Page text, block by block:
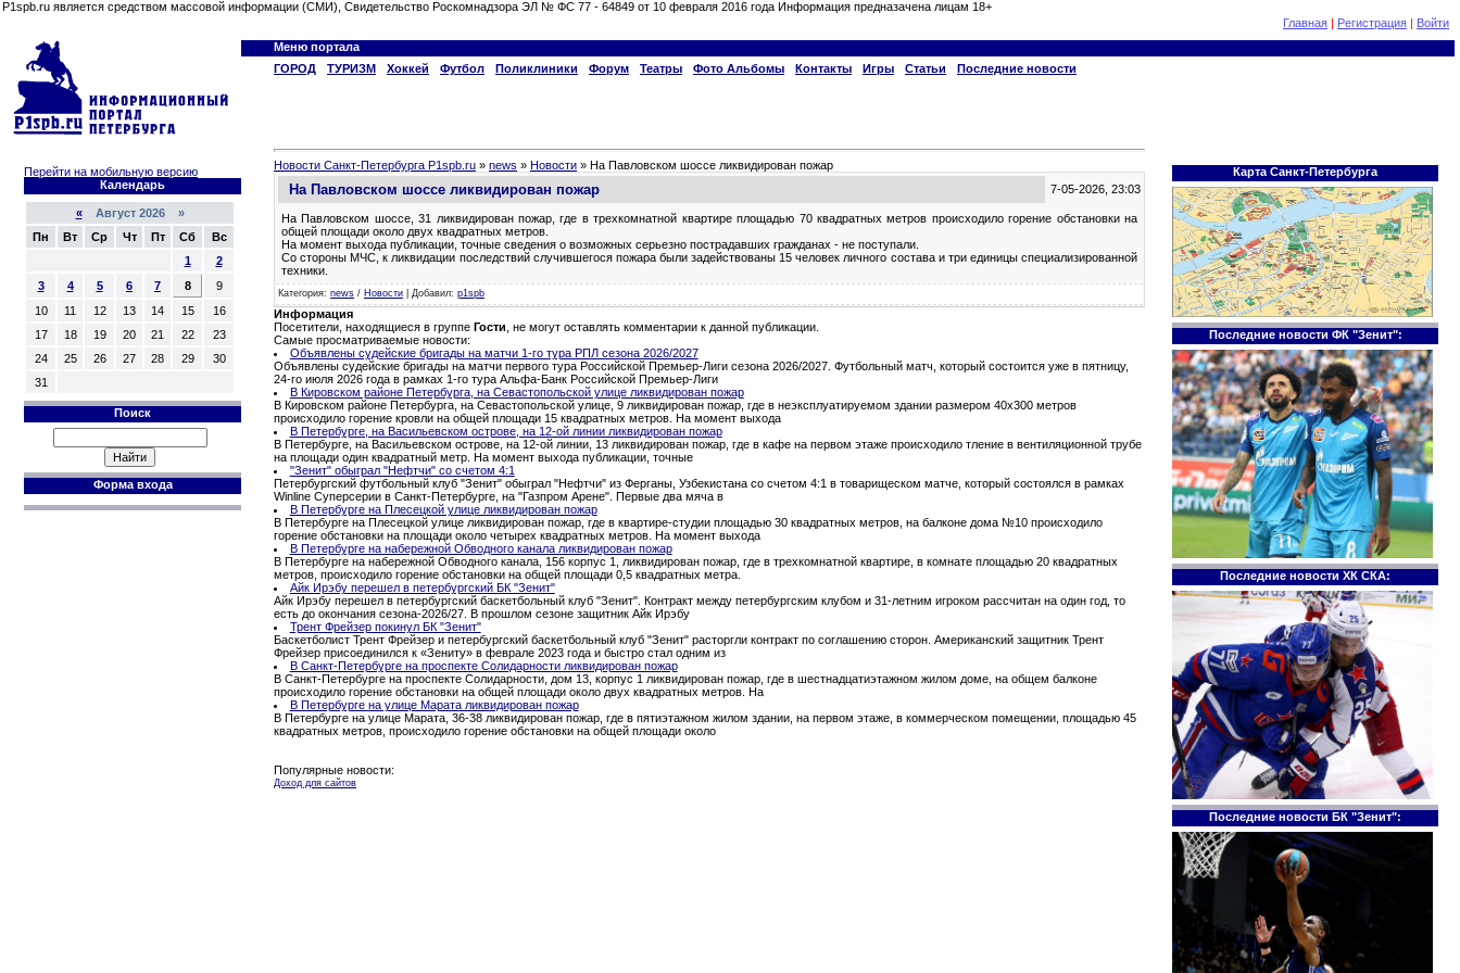
P1spb.ru является средством массовой информации (СМИ), Свидетельство Роскомнадзора ЭЛ № ФС 77 - 64849 от 10 февраля 2016 года Информация предназачена лицам 18+
Главная | Регистрация | Войти
Меню портала
ГОРОД
ТУРИЗМ Хоккей Футбол Поликлиники Форум Театры Фото Альбомы Контакты Игры Статьи Последние новости
Перейти на мобильную версию
Календарь
«Август 2026 »
Пн
Вт Ср Чт Пт Сб
Вс
1
2
3
4 5 6 7 8
9
10
11 12 13 14 15
16
17
18 19 20 21 22
23
24
25 26 27 28 29
30
31
Поиск
Форма входа
Новости Санкт-Петербурга P1spb.ru » news » Новости » На Павловском шоссе ликвидирован пожар
На Павловском шоссе ликвидирован пожар 7-05-2026, 23:03
На Павловском шоссе, 31 ликвидирован пожар, где в трехкомнатной квартире площадью 70 квадратных метров происходило горение обстановки на
общей площади около двух квадратных метров.
На момент выхода публикации, точные сведения о возможных серьезно пострадавших гражданах - не поступали.
Со стороны МЧС, к ликвидации последствий случившегося пожара были задействованы 15 человек личного состава и три единицы специализированной
техники.
Категория: news / Новости Добавил: p1spb
Информация
Посетители, находящиеся в группе Гости , не могут оставлять комментарии к данной публикации.
Самые просматриваемые новости:
Объявлены судейские бригады на матчи 1-го тура РПЛ сезона 2026/2027
Объявлены судейские бригады на матчи первого тура Российской Премьер-Лиги сезона 2026/2027. Футбольный матч, который состоится уже в пятницу,
24-го июля 2026 года в рамках 1-го тура Альфа-Банк Российской Премьер-Лиги
В Кировском районе Петербурга, на Севастопольской улице ликвидирован пожар
В Кировском районе Петербурга, на Севастопольской улице, 9 ликвидирован пожар, где в неэксплуатируемом здании размером 40х300 метров
происходило горение кровли на общей площади 15 квадратных метров. На момент выхода
В Петербурге, на Васильевском острове, на 12-ой линии ликвидирован пожар
В Петербурге, на Васильевском острове, на 12-ой линии, 13 ликвидирован пожар, где в кафе на первом этаже происходило тление в вентиляционной трубе
на площади один квадратный метр. На момент выхода публикации, точные
"Зенит" обыграл "Нефтчи" со счетом 4:1
Петербургский футбольный клуб "Зенит" обыграл "Нефтчи" из Ферганы, Узбекистана со счетом 4:1 в товарищеском матче, который состоялся в рамках
Winline Суперсерии в Санкт-Петербурге, на "Газпром Арене". Первые два мяча в
В Петербурге на Плесецкой улице ликвидирован пожар
В Петербурге на Плесецкой улице ликвидирован пожар, где в квартире-студии площадью 30 квадратных метров, на балконе дома №10 происходило
горение обстановки на площади около четырех квадратных метров. На момент выхода
В Петербурге на набережной Обводного канала ликвидирован пожар
В Петербурге на набережной Обводного канала, 156 корпус 1, ликвидирован пожар, где в трехкомнатной квартире, в комнате площадью 20 квадратных
метров, происходило горение обстановки на общей площади 0,5 квадратных метра.
Айк Ирэбу перешел в петербургский БК "Зенит"
Айк Ирэбу перешел в петербургский баскетбольный клуб "Зенит". Контракт между петербургским клубом и 31-летним игроком рассчитан на один год, то
есть до окончания сезона-2026/27. В прошлом сезоне защитник Айк Ирэбу
Трент Фрейзер покинул БК "Зенит"
Баскетболист Трент Фрейзер и петербургский баскетбольный клуб "Зенит" расторгли контракт по соглашению сторон. Американский защитник Трент
Фрейзер присоединился к «Зениту» в феврале 2023 года и быстро стал одним из
В Санкт-Петербурге на проспекте Солидарности ликвидирован пожар
В Санкт-Петербурге на проспекте Солидарности, дом 13, корпус 1 ликвидирован пожар, где в шестнадцатиэтажном жилом доме, на общем балконе
происходило горение обстановки на общей площади около двух квадратных метров. На
В Петербурге на улице Марата ликвидирован пожар
В Петербурге на улице Марата, 36-38 ликвидирован пожар, где в пятиэтажном жилом здании, на первом этаже, в коммерческом помещении, площадью 45
квадратных метров, происходило горение обстановки на общей площади около
Популярные новости:
Доход для сайтов
Карта Санкт-Петербурга
Последние новости ФК "Зенит":
Последние новости ХК СКА:
Последние новости БК "Зенит":